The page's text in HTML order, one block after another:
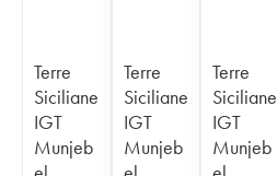
Terre
Siciliane
IGT
Munjeb
Terre
Siciliane
IGT
Munjeb
Terre
Siciliane
IGT
Munjeb